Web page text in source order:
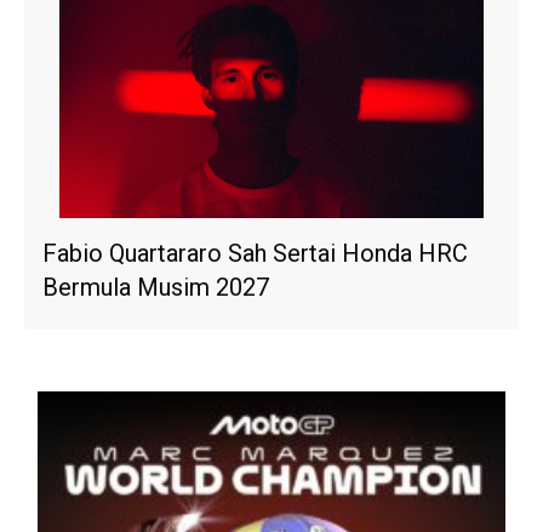
Fabio Quartararo Sah Sertai Honda HRC
Bermula Musim 2027